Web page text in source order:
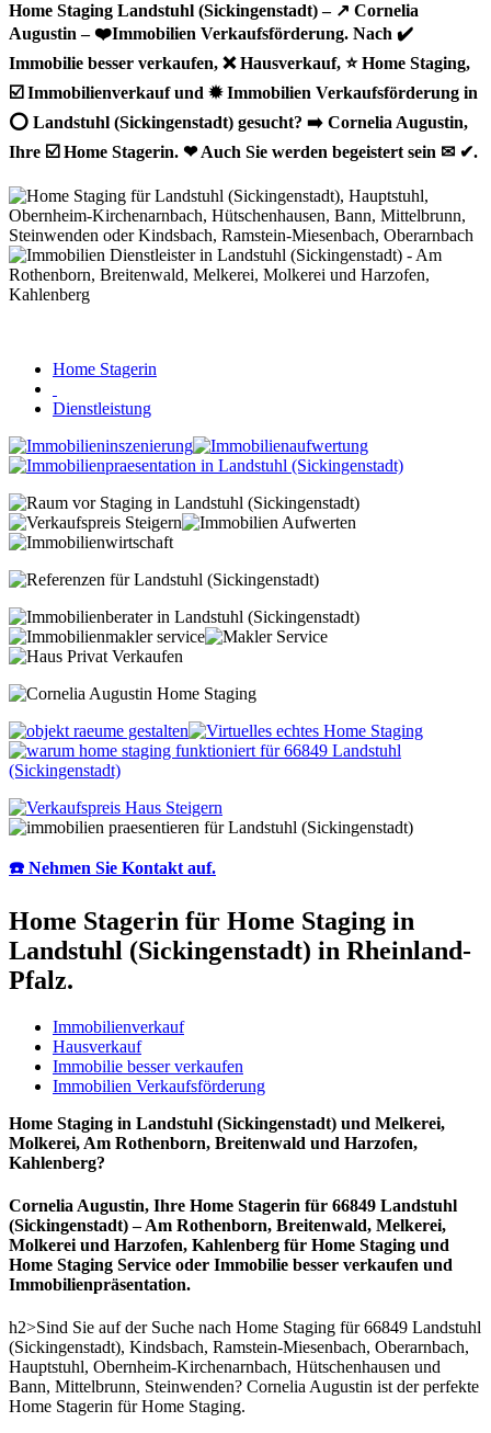
Home Staging Landstuhl (Sickingenstadt) – ↗️ Cornelia
Augustin – ❤️Immobilien Verkaufsförderung. Nach ✔️
Immobilie besser verkaufen, ❌ Hausverkauf, ⭐ Home Staging,
☑️ Immobilienverkauf und ✹ Immobilien Verkaufsförderung in
⭕ Landstuhl (Sickingenstadt) gesucht? ➡️ Cornelia Augustin,
Ihre ☑️ Home Stagerin. ❤ Auch Sie werden begeistert sein ✉ ✔.
Home Stagerin
Dienstleistung
☎️ Nehmen Sie Kontakt auf.
Home Stagerin für Home Staging in
Landstuhl (Sickingenstadt) in Rheinland-
Pfalz.
Immobilienverkauf
Hausverkauf
Immobilie besser verkaufen
Immobilien Verkaufsförderung
Home Staging in Landstuhl (Sickingenstadt) und Melkerei,
Molkerei, Am Rothenborn, Breitenwald und Harzofen,
Kahlenberg?
Cornelia Augustin, Ihre Home Stagerin für 66849 Landstuhl
(Sickingenstadt) – Am Rothenborn, Breitenwald, Melkerei,
Molkerei und Harzofen, Kahlenberg für Home Staging und
Home Staging Service oder Immobilie besser verkaufen und
Immobilienpräsentation.
h2>Sind Sie auf der Suche nach Home Staging für 66849 Landstuhl
(Sickingenstadt), Kindsbach, Ramstein-Miesenbach, Oberarnbach,
Hauptstuhl, Obernheim-Kirchenarnbach, Hütschenhausen und
Bann, Mittelbrunn, Steinwenden? Cornelia Augustin ist der perfekte
Home Stagerin für Home Staging.